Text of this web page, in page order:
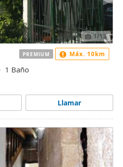
1/13
1 Baño
Llamar
PREMIUM Máx. 10km